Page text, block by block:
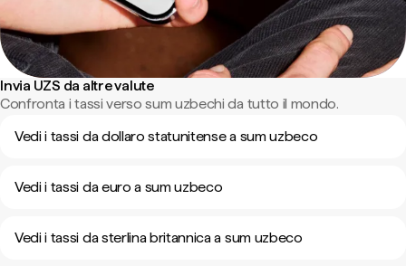
Invia UZS da altre valute
Confronta i tassi verso sum uzbechi da tutto il mondo.
Vedi i tassi da dollaro statunitense a sum uzbeco
Vedi i tassi da euro a sum uzbeco
Vedi i tassi da sterlina britannica a sum uzbeco